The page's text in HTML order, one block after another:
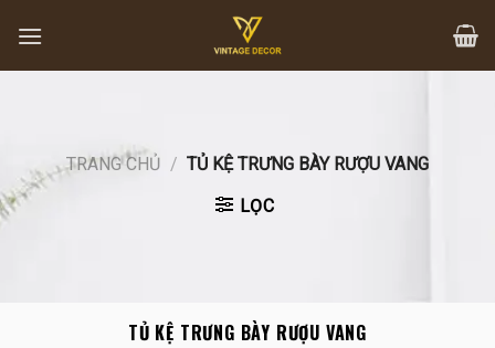
content
TRANG CHỦ / TỦ KỆ TRƯNG BÀY RƯỢU VANG
LỌC
TỦ KỆ TRƯNG BÀY RƯỢU VANG